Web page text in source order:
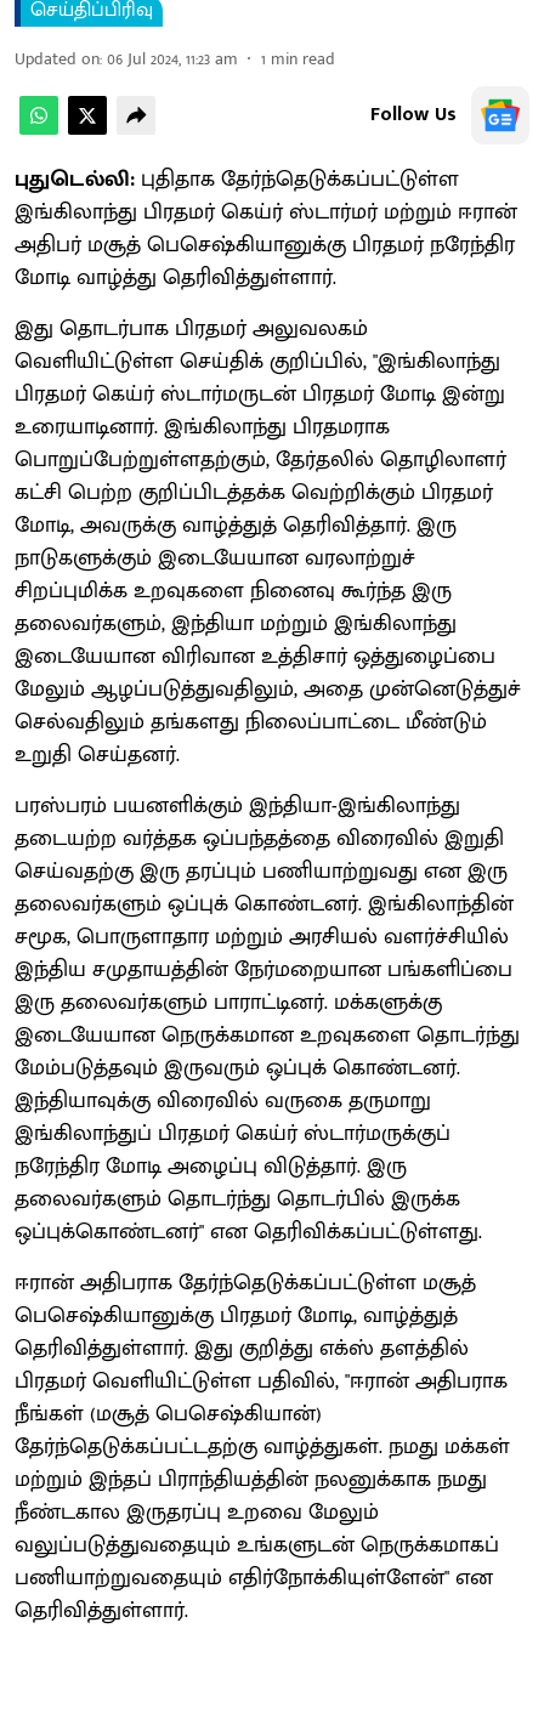
செய்திப்பிரிவு
Updated on:06 Jul 2024, 11:23 am 1 min read
Follow Us
புதுடெல்லி: புதிதாக தேர்ந்தெடுக்கப்பட்டுள்ள
இங்கிலாந்து பிரதமர் கெய்ர் ஸ்டார்மர் மற்றும் ஈரான்
அதிபர் மசூத் பெசெஷ்கியானுக்கு பிரதமர் நரேந்திர
மோடி வாழ்த்து தெரிவித்துள்ளார்.
இது தொடர்பாக பிரதமர் அலுவலகம்
வெளியிட்டுள்ள செய்திக் குறிப்பில், "இங்கிலாந்து
பிரதமர் கெய்ர் ஸ்டார்மருடன் பிரதமர் மோடி இன்று
உரையாடினார். இங்கிலாந்து பிரதமராக
பொறுப்பேற்றுள்ளதற்கும், தேர்தலில் தொழிலாளர்
கட்சி பெற்ற குறிப்பிடத்தக்க வெற்றிக்கும் பிரதமர்
மோடி, அவருக்கு வாழ்த்துத் தெரிவித்தார். இரு
நாடுகளுக்கும் இடையேயான வரலாற்றுச்
சிறப்புமிக்க உறவுகளை நினைவு கூர்ந்த இரு
தலைவர்களும், இந்தியா மற்றும் இங்கிலாந்து
இடையேயான விரிவான உத்திசார் ஒத்துழைப்பை
மேலும் ஆழப்படுத்துவதிலும், அதை முன்னெடுத்துச்
செல்வதிலும் தங்களது நிலைப்பாட்டை மீண்டும்
உறுதி செய்தனர்.
பரஸ்பரம் பயனளிக்கும் இந்தியா-இங்கிலாந்து
தடையற்ற வர்த்தக ஒப்பந்தத்தை விரைவில் இறுதி
செய்வதற்கு இரு தரப்பும் பணியாற்றுவது என இரு
தலைவர்களும் ஒப்புக் கொண்டனர். இங்கிலாந்தின்
சமூக, பொருளாதார மற்றும் அரசியல் வளர்ச்சியில்
இந்திய சமுதாயத்தின் நேர்மறையான பங்களிப்பை
இரு தலைவர்களும் பாராட்டினர். மக்களுக்கு
இடையேயான நெருக்கமான உறவுகளை தொடர்ந்து
மேம்படுத்தவும் இருவரும் ஒப்புக் கொண்டனர்.
இந்தியாவுக்கு விரைவில் வருகை தருமாறு
இங்கிலாந்துப் பிரதமர் கெய்ர் ஸ்டார்மருக்குப்
நரேந்திர மோடி அழைப்பு விடுத்தார். இரு
தலைவர்களும் தொடர்ந்து தொடர்பில் இருக்க
ஒப்புக்கொண்டனர்" என தெரிவிக்கப்பட்டுள்ளது.
ஈரான் அதிபராக தேர்ந்தெடுக்கப்பட்டுள்ள மசூத்
பெசெஷ்கியானுக்கு பிரதமர் மோடி, வாழ்த்துத்
தெரிவித்துள்ளார். இது குறித்து எக்ஸ் தளத்தில்
பிரதமர் வெளியிட்டுள்ள பதிவில், "ஈரான் அதிபராக
நீங்கள் (மசூத் பெசெஷ்கியான்)
தேர்ந்தெடுக்கப்பட்டதற்கு வாழ்த்துகள். நமது மக்கள்
மற்றும் இந்தப் பிராந்தியத்தின் நலனுக்காக நமது
நீண்டகால இருதரப்பு உறவை மேலும்
வலுப்படுத்துவதையும் உங்களுடன் நெருக்கமாகப்
பணியாற்றுவதையும் எதிர்நோக்கியுள்ளேன்" என
தெரிவித்துள்ளார்.